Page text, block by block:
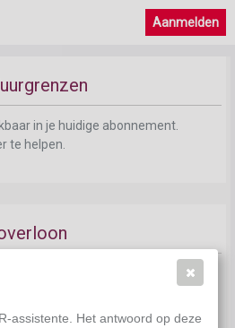
Aanmelden
in je huidige abonnement.
te helpen.
in je huidige abonnement.
assistente. Het antwoord op deze